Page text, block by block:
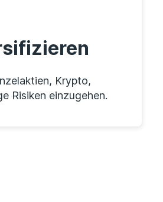
Krypto,
Risiken einzugehen.